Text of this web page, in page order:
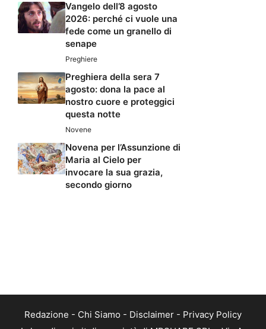
Vangelo dell’8 agosto
2026: perché ci vuole una
fede come un granello di
senape
Preghiere
Preghiera della sera 7
agosto: dona la pace al
nostro cuore e proteggici
questa notte
Novene
Novena per l’Assunzione di
Maria al Cielo per
invocare la sua grazia,
secondo giorno
Redazione - Chi Siamo - Disclaimer - Privacy Policy